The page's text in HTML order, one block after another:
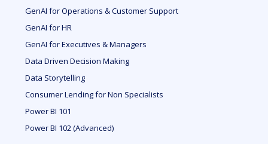
GenAI for Operations & Customer Support
GenAI for HR
GenAI for Executives & Managers
Data Driven Decision Making
Data Storytelling
Consumer Lending for Non Specialists
Power BI 101
Power BI 102 (Advanced)